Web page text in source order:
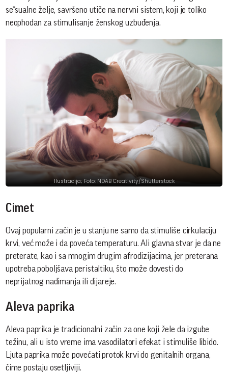
se*sualne želje, savršeno utiče na nervni sistem, koji je toliko
neophodan za stimulisanje ženskog uzbuđenja.
Ilustracija; Foto: NDAB Creativity/Shutterstock
Cimet
Ovaj popularni začin je u stanju ne samo da stimuliše cirkulaciju
krvi, već može i da poveća temperaturu. Ali glavna stvar je da ne
preterate, kao i sa mnogim drugim afrodizijacima, jer preterana
upotreba poboljšava peristaltiku, što može dovesti do
neprijatnog nadimanja ili dijareje.
Aleva paprika
Aleva paprika je tradicionalni začin za one koji žele da izgube
težinu, ali u isto vreme ima vasodilatori efekat i stimuliše libido.
Ljuta paprika može povećati protok krvi do genitalnih organa,
čime postaju osetljiviji.